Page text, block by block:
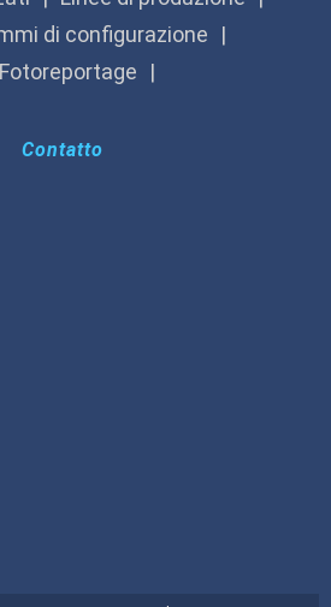
di configurazione
Fotoreportage
Contatto